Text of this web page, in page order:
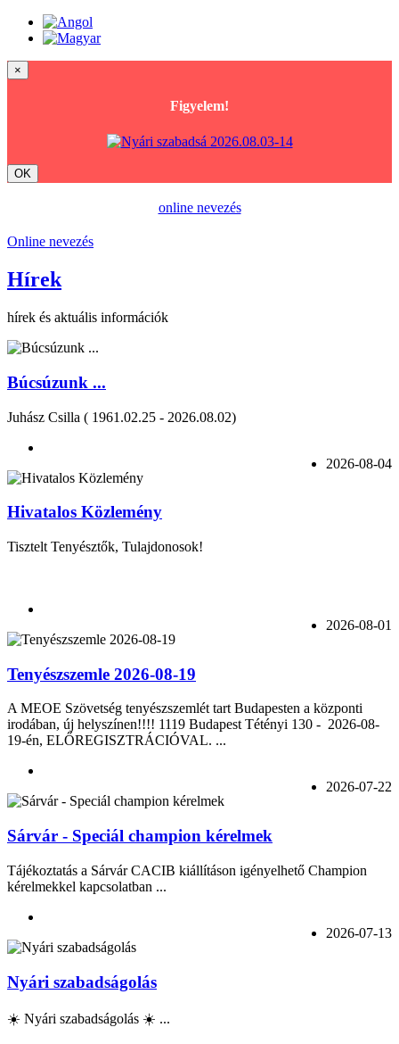
×
Figyelem!
OK
online nevezés
Online nevezés
Hírek
hírek és aktuális információk
Búcsúzunk ...
Juhász Csilla ( 1961.02.25 - 2026.08.02)
2026-08-04
Hivatalos Közlemény
Tisztelt Tenyésztők, Tulajdonosok!
2026-08-01
Tenyészszemle 2026-08-19
A MEOE Szövetség tenyészszemlét tart Budapesten a központi
irodában, új helyszínen!!!! 1119 Budapest Tétényi 130 - 2026-08-
19-én, ELŐREGISZTRÁCIÓVAL. ...
2026-07-22
Sárvár - Speciál champion kérelmek
Tájékoztatás a Sárvár CACIB kiállításon igényelhető Champion
kérelmekkel kapcsolatban ...
2026-07-13
Nyári szabadságolás
☀️ Nyári szabadságolás ☀️ ...